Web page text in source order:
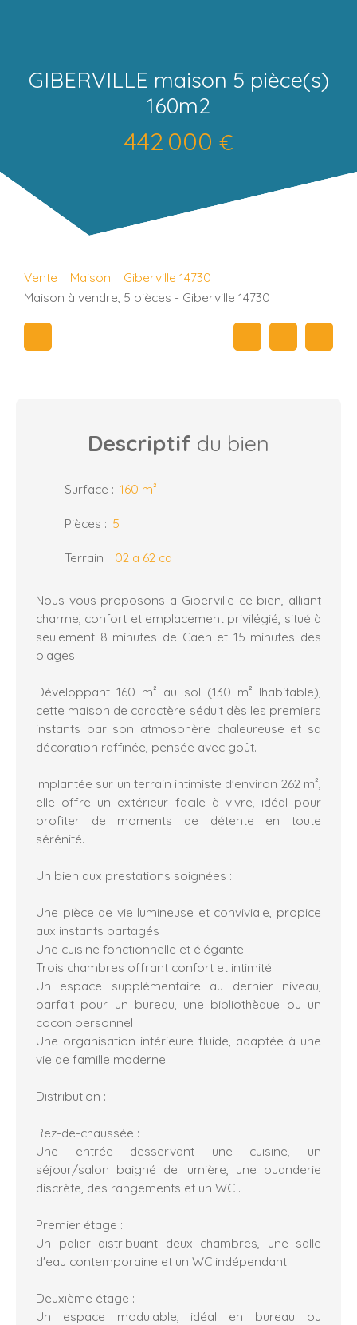
GIBERVILLE maison 5 pièce(s)
160m2
442 000 €
Vente Maison
Giberville 14730
Maison à vendre, 5 pièces - Giberville 14730
Descriptif du bien
Surface : 160 m²
Pièces : 5
Terrain : 02 a 62 ca
Nous vous proposons a Giberville ce bien, alliant
charme, confort et emplacement privilégié, situé à
seulement 8 minutes de Caen et 15 minutes des
plages.
Développant 160 m² au sol (130 m² lhabitable),
cette maison de caractère séduit dès les premiers
instants par son atmosphère chaleureuse et sa
décoration raffinée, pensée avec goût.
Implantée sur un terrain intimiste d'environ 262 m²,
elle offre un extérieur facile à vivre, idéal pour
profiter de moments de détente en toute
sérénité.
Un bien aux prestations soignées :
Une pièce de vie lumineuse et conviviale, propice
aux instants partagés
Une cuisine fonctionnelle et élégante
Trois chambres offrant confort et intimité
Un espace supplémentaire au dernier niveau,
parfait pour un bureau, une bibliothèque ou un
cocon personnel
Une organisation intérieure fluide, adaptée à une
vie de famille moderne
Distribution :
Rez-de-chaussée :
Une entrée desservant une cuisine, un
séjour/salon baigné de lumière, une buanderie
discrète, des rangements et un WC .
Premier étage :
Un palier distribuant deux chambres, une salle
d'eau contemporaine et un WC indépendant.
Deuxième étage :
Un espace modulable, idéal en bureau ou